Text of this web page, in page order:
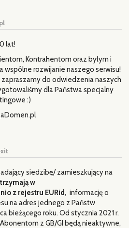
lat!
Kontrahentom oraz byłym i
wspólne rozwijanie naszego serwisu!
do odwiedzenia naszych
dla Państwa specjalny
:)
siedzibę/ zamieszkujący na
w
z rejestru EURid, informację o
na adres jednego z Państw
bieżącego roku. Od stycznia 2021 r.
z GB/GI będą nieaktywne,